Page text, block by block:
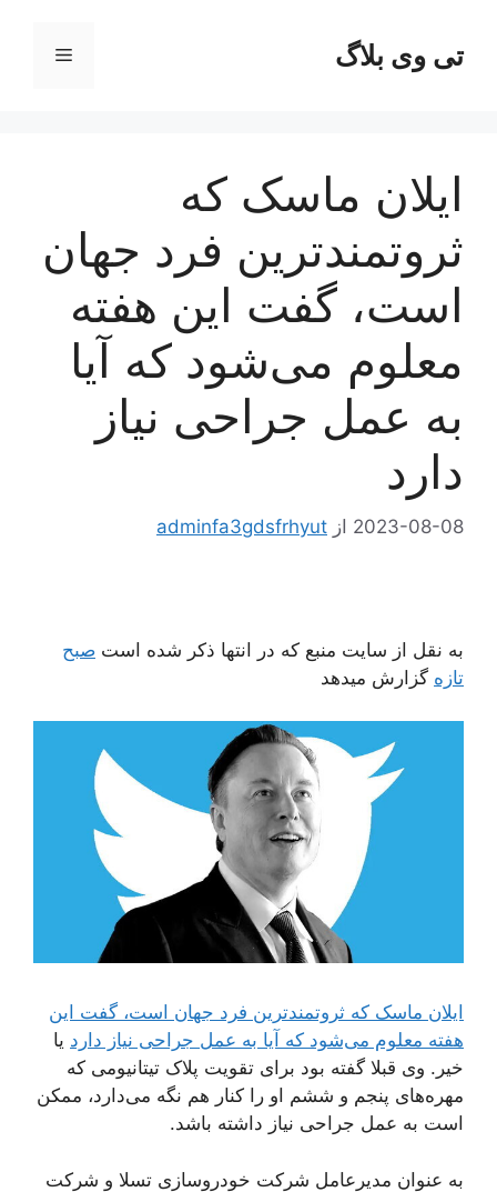
محتواتی وی بلاگ فهرست
ایلان ماسک که
ثروتمندترین فرد جهان
است، گفت این هفته
معلوم می‌شود که آیا
به عمل جراحی نیاز
دارد
2023-08-08 از adminfa3gdsfrhyut
به نقل از سایت منبع که در انتها ذکر شده است صبح
تازه گزارش میدهد
ایلان ماسک که ثروتمندترین فرد جهان است، گفت این
هفته معلوم می‌شود که آیا به عمل جراحی نیاز دارد یا
خیر. وی قبلا گفته بود برای تقویت پلاک تیتانیومی که
مهره‌های پنجم و ششم او را کنار هم نگه می‌دارد، ممکن
است به عمل جراحی نیاز داشته باشد.
به ‌عنوان مدیرعامل شرکت خودروسازی تسلا و شرکت